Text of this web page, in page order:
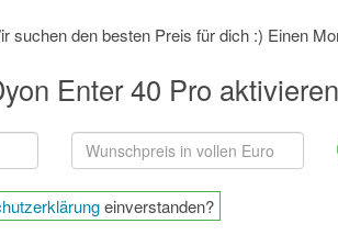
suchen den besten Preis für dich :) Einen
Enter 40 Pro aktivieren
einverstanden?